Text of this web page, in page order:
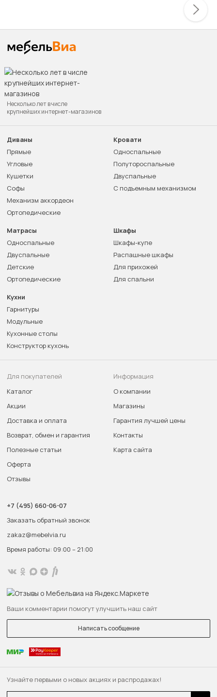
Узнайте первыми о новых акциях и распродажах!
Несколько лет в числе
крупнейших интернет-магазинов
Диваны
Прямые
Угловые
Кушетки
Софы
Механизм аккордеон
Ортопедические
Кровати
Односпальные
Полутороспальные
Двуспальные
С подъемным механизмом
Матрасы
Односпальные
Двуспальные
Детские
Ортопедические
Шкафы
Шкафы-купе
Распашные шкафы
Для прихожей
Для спальни
Кухни
Гарнитуры
Модульные
Кухонные столы
Конструктор кухонь
Для покупателей
Каталог
Акции
Доставка и оплата
Возврат, обмен и гарантия
Полезные статьи
Оферта
Отзывы
Информация
О компании
Магазины
Гарантия лучшей цены
Контакты
Карта сайта
+7 (495) 660-06-07
Заказать обратный звонок
zakaz@mebelvia.ru
Время работы: 09:00 – 21:00
Ваши комментарии помогут улучшить наш сайт
Написать сообщение